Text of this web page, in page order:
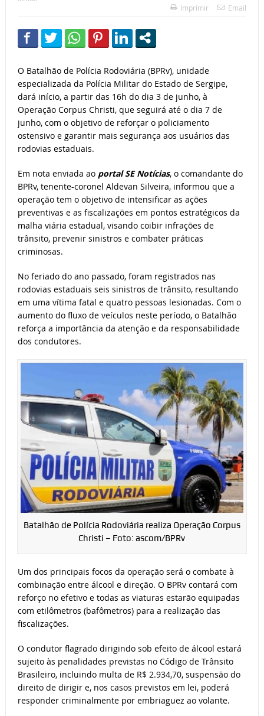
Imprimir
Email
O Batalhão de Polícia Rodoviária (BPRv), unidade
especializada da Polícia Militar do Estado de Sergipe,
dará início, a partir das 16h do dia 3 de junho, à
Operação Corpus Christi, que seguirá até o dia 7 de
junho, com o objetivo de reforçar o policiamento
ostensivo e garantir mais segurança aos usuários das
rodovias estaduais.
Em nota enviada ao portal SE Notícias, o comandante do
BPRv, tenente-coronel Aldevan Silveira, informou que a
operação tem o objetivo de intensificar as ações
preventivas e as fiscalizações em pontos estratégicos da
malha viária estadual, visando coibir infrações de
trânsito, prevenir sinistros e combater práticas
criminosas.
No feriado do ano passado, foram registrados nas
rodovias estaduais seis sinistros de trânsito, resultando
em uma vítima fatal e quatro pessoas lesionadas. Com o
aumento do fluxo de veículos neste período, o Batalhão
reforça a importância da atenção e da responsabilidade
dos condutores.
Batalhão de Polícia Rodoviária realiza Operação Corpus
Christi – Foto: ascom/BPRv
Um dos principais focos da operação será o combate à
combinação entre álcool e direção. O BPRv contará com
reforço no efetivo e todas as viaturas estarão equipadas
com etilômetros (bafômetros) para a realização das
fiscalizações.
O condutor flagrado dirigindo sob efeito de álcool estará
sujeito às penalidades previstas no Código de Trânsito
Brasileiro, incluindo multa de R$ 2.934,70, suspensão do
direito de dirigir e, nos casos previstos em lei, poderá
responder criminalmente por embriaguez ao volante.